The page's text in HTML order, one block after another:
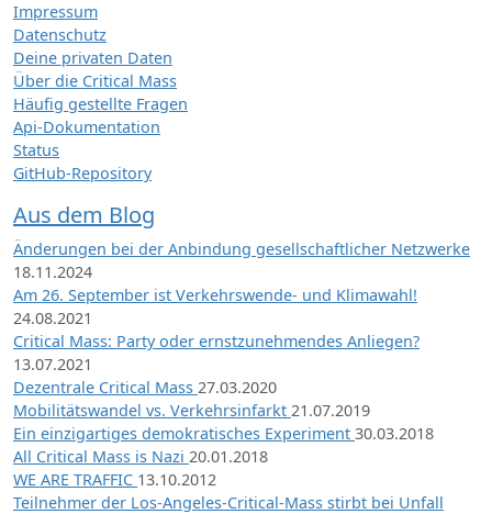
Impressum
Datenschutz
Deine privaten Daten
Über die Critical Mass
Häufig gestellte Fragen
Api-Dokumentation
Status
GitHub-Repository
Aus dem Blog
Änderungen bei der Anbindung gesellschaftlicher Netzwerke
18.11.2024
Am 26. September ist Verkehrswende- und Klimawahl!
24.08.2021
Critical Mass: Party oder ernstzunehmendes Anliegen?
13.07.2021
Dezentrale Critical Mass 27.03.2020
Mobilitätswandel vs. Verkehrsinfarkt 21.07.2019
Ein einzigartiges demokratisches Experiment 30.03.2018
All Critical Mass is Nazi 20.01.2018
WE ARE TRAFFIC 13.10.2012
Teilnehmer der Los-Angeles-Critical-Mass stirbt bei Unfall